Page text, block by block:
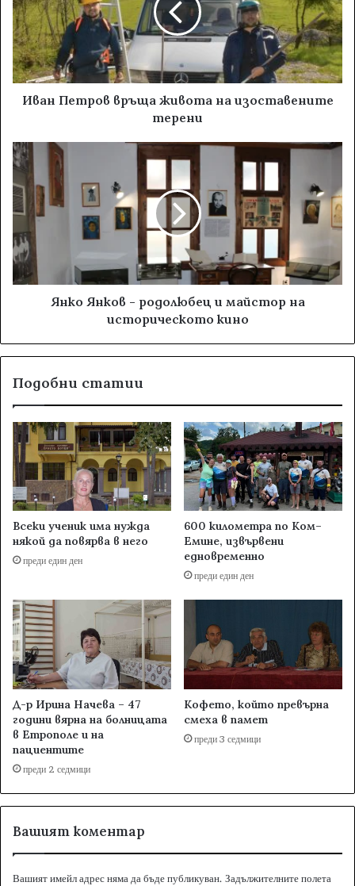
Иван Петров връща живота на изоставените
терени
Янко Янков - родолюбец и майстор на
историческото кино
Подобни статии
Всеки ученик има нужда
някой да повярва в него
преди един ден
600 километра по Ком–
Емине, извървени
едновременно
преди един ден
Д-р Ирина Начева – 47
години вярна на болницата
в Етрополе и на
пациентите
преди 2 седмици
Кофето, който превърна
смеха в памет
преди 3 седмици
Вашият коментар
Вашият имейл адрес няма да бъде публикуван. Задължителните полета